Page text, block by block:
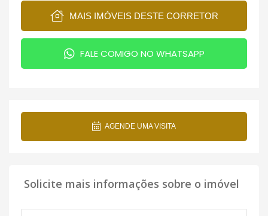
MAIS IMÓVEIS DESTE CORRETOR
FALE COMIGO NO WHATSAPP
AGENDE UMA VISITA
Solicite mais informações sobre o imóvel